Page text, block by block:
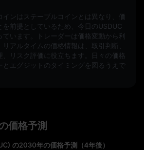
インはステーブルコインとは異なり、価
前提としているため、今日のUSDUC
ています。トレーダーは価格変動から利
アルタイムの価格情報は、取引判断、
、リスク評価に役立ちます。日々の価格
とエグジットのタイミングを図るうえで
価格予測
の2030年の価格予測（4年後）